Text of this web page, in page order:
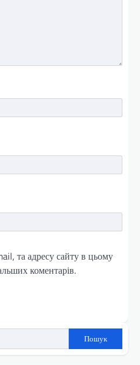
та адресу сайту в цьому
коментарів.
Пошук